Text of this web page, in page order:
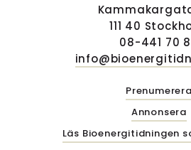
111 40
08-441 70
Prenumerera
Annonsera
Läs Bioenergitidningen